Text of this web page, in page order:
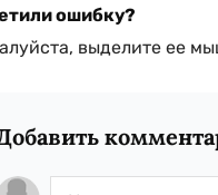
ошибку?
выделите ее